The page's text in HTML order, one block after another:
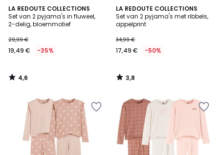
LA REDOUTE COLLECTIONS
Set van 2 pyjama's in fluweel,
2-delig, bloemmotief
29,99 €
19,49 € -35%
4,6
/ 5
4,6
/
LA REDOUTE COLLECTIONS
Set van 2 pyjama's met ribbels,
appelprint
34,99 €
17,49 € -50%
3,8
/ 5
3,8
/